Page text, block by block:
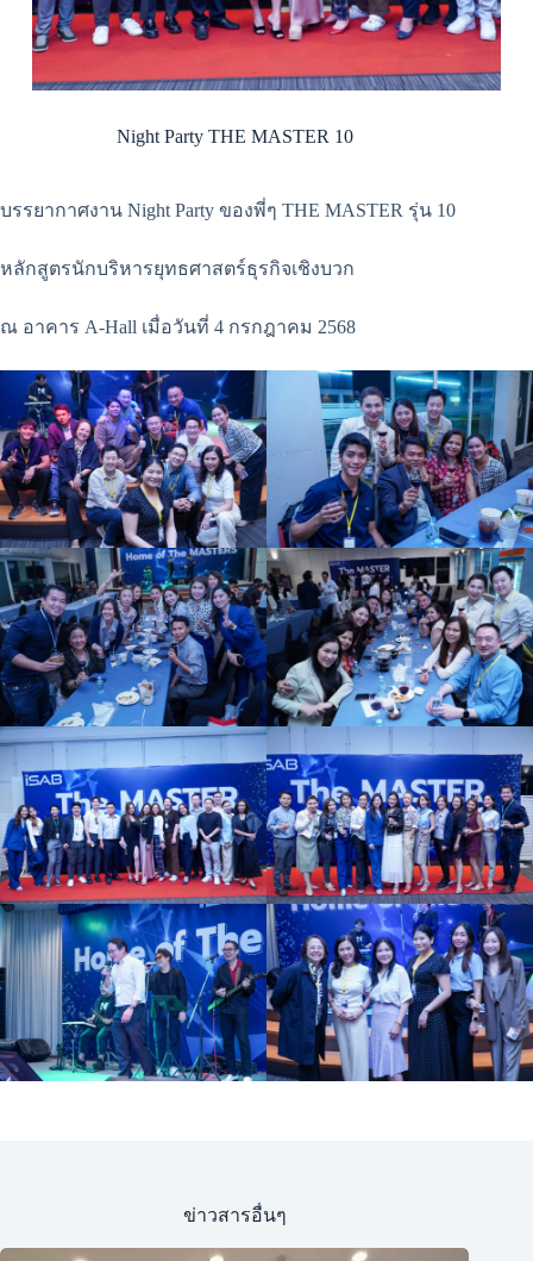
Night Party THE MASTER 10
บรรยากาศงาน Night Party ของพี่ๆ THE MASTER รุ่น 10
หลักสูตรนักบริหารยุทธศาสตร์ธุรกิจเชิงบวก
ณ อาคาร A-Hall เมื่อวันที่ 4 กรกฎาคม 2568
ข่าวสารอื่นๆ